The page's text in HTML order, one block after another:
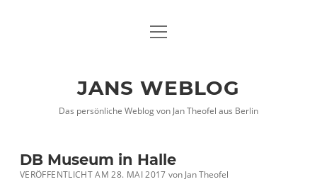
DATENSCHUTZHINWEISE
twitterfacebook
xing
Menü
JANS WEBLOG
Das persönliche Weblog von Jan Theofel aus Berlin
DB Museum in Halle
VERÖFFENTLICHT AM 28. MAI 2017von Jan Theofel